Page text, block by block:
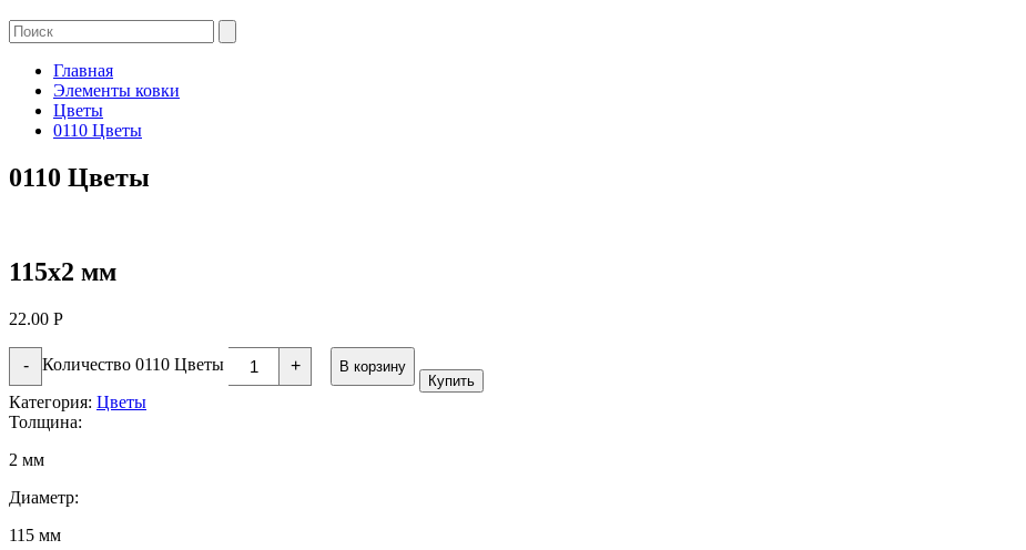
Главная
Элементы ковки
Цветы
0110 Цветы
0110 Цветы
115х2 мм
22.00 Р
- Количество 0110 Цветы +
В корзину
Купить
Категория: Цветы
Толщина:
2 мм
Диаметр:
115 мм